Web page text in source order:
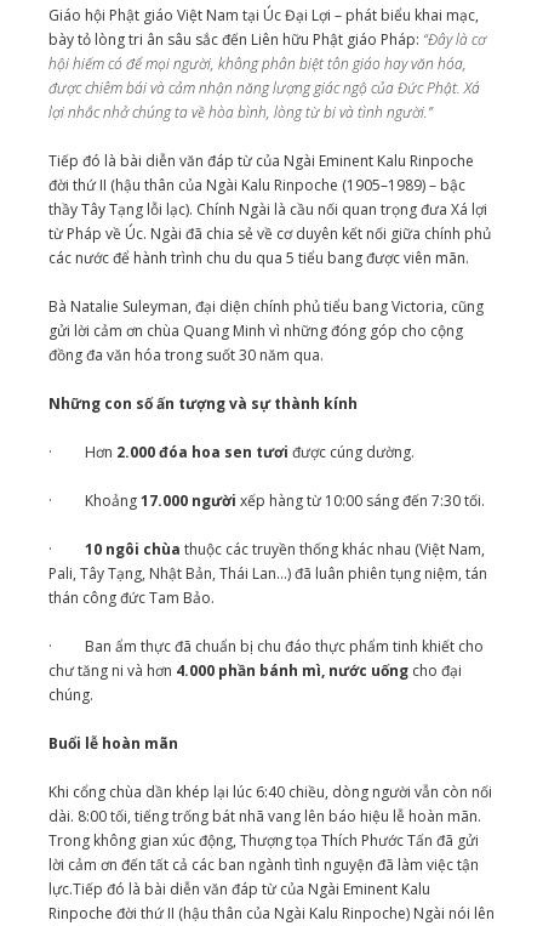
Giáo hội Phật giáo Việt Nam tại Úc Đại Lợi – phát biểu khai mạc,
bày tỏ lòng tri ân sâu sắc đến Liên hữu Phật giáo Pháp: “Đây là cơ
hội hiếm có để mọi người, không phân biệt tôn giáo hay văn hóa,
được chiêm bái và cảm nhận năng lượng giác ngộ của Đức Phật. Xá
lợi nhắc nhở chúng ta về hòa bình, lòng từ bi và tình người.”
Tiếp đó là bài diễn văn đáp từ của Ngài Eminent Kalu Rinpoche
đời thứ II (hậu thân của Ngài Kalu Rinpoche (1905–1989) – bậc
thầy Tây Tạng lỗi lạc). Chính Ngài là cầu nối quan trọng đưa Xá lợi
từ Pháp về Úc. Ngài đã chia sẻ về cơ duyên kết nối giữa chính phủ
các nước để hành trình chu du qua 5 tiểu bang được viên mãn.
Bà Natalie Suleyman, đại diện chính phủ tiểu bang Victoria, cũng
gửi lời cảm ơn chùa Quang Minh vì những đóng góp cho cộng
đồng đa văn hóa trong suốt 30 năm qua.
Những con số ấn tượng và sự thành kính
· Hơn 2.000 đóa hoa sen tươi được cúng dường.
· Khoảng17.000 người xếp hàng từ 10:00 sáng đến 7:30 tối.
· 10 ngôi chùa thuộc các truyền thống khác nhau (Việt Nam,
Pali, Tây Tạng, Nhật Bản, Thái Lan...) đã luân phiên tụng niệm, tán
thán công đức Tam Bảo.
· Ban ẩm thực đã chuẩn bị chu đáo thực phẩm tinh khiết cho
chư tăng ni và hơn 4.000 phần bánh mì, nước uống cho đại
chúng.
Buổi lễ hoàn mãn
Khi cổng chùa dần khép lại lúc 6:40 chiều, dòng người vẫn còn nối
dài. 8:00 tối, tiếng trống bát nhã vang lên báo hiệu lễ hoàn mãn.
Trong không gian xúc động, Thượng tọa Thích Phước Tấn đã gửi
lời cảm ơn đến tất cả các ban ngành tình nguyện đã làm việc tận
lực.Tiếp đó là bài diễn văn đáp từ của Ngài Eminent Kalu
Rinpoche đời thứ II (hậu thân của Ngài Kalu Rinpoche) Ngài nói lên